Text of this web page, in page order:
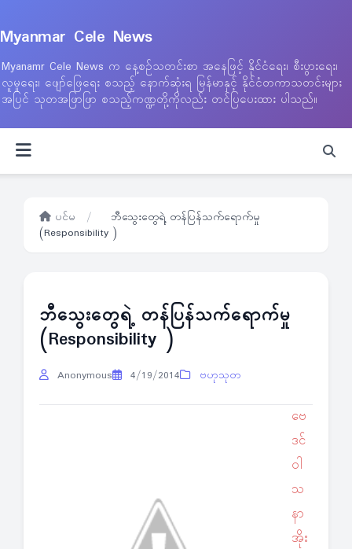
Myanmar Cele News
Myanamr Cele News က နေ့စဉ်သတင်းစာ အနေဖြင့် နိုင်ငံရေး၊ စီးပွားရေး၊
လူမှုရေး၊ ဖျော်ဖြေရေး စသည့် နောက်ဆုံးရ မြန်မာနှင့် နိုင်ငံတကာသတင်းများ
အပြင် သုတအဖြာဖြာ စသည့်ကဏ္ဍတို့ကိုလည်း တင်ပြပေးထား ပါသည်။
ပင်မ /
ဘီသွေးတွေရဲ့ တန်ပြန်သက်ရောက်မှု
(Responsibility )
ဘီသွေးတွေရဲ့ တန်ပြန်သက်ရောက်မှု
(Responsibility )
Anonymous 4/19/2014 ဗဟုသုတ
ဗေ
ဒင်
ဝါ
သ
နာ
အိုး